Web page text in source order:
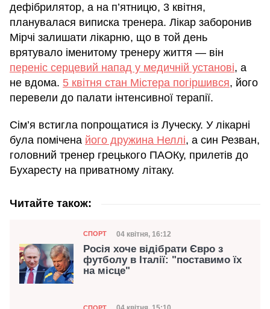
дефібрилятор, а на п’ятницю, 3 квітня,
планувалася виписка тренера. Лікар заборонив
Мірчі залишати лікарню, що в той день
врятувало іменитому тренеру життя — він
переніс серцевий напад у медичній установі, а
не вдома. 5 квітня стан Містера погіршився, його
перевели до палати інтенсивної терапії.
Сім’я встигла попрощатися із Луческу. У лікарні
була помічена його дружина Неллі, а син Резван,
головний тренер грецького ПАОКу, прилетів до
Бухаресту на приватному літаку.
Читайте також:
Категорія
СПОРТ Дата публікації
04 квітня, 16:12
Росія хоче відібрати Євро з
футболу в Італії: "поставимо їх
на місце"
Категорія